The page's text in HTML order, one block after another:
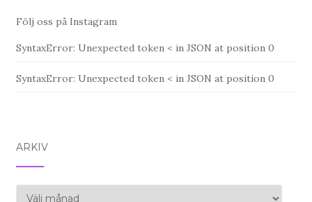
Följ oss på Instagram
SyntaxError: Unexpected token < in JSON at position 0
SyntaxError: Unexpected token < in JSON at position 0
ARKIV
Arkiv